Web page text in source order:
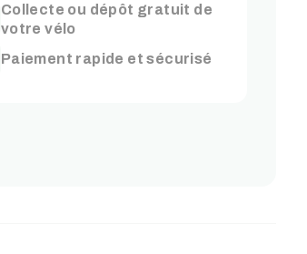
Collecte ou dépôt gratuit de
votre vélo
Paiement rapide et sécurisé